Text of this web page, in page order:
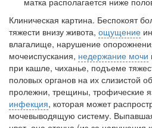
Клиническая картина. Беспокоят
тяжести внизу живота, ощущение
влагалище, нарушение
мочеиспускания, недержание мочи
при кашле, чиханье, подъеме
половых органов на их слизистой
пролежни, трещины, трофические
инфекция, которая может
мочевыводящую систему.